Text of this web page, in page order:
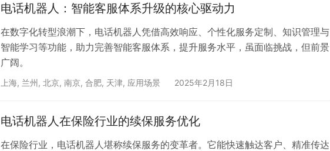
电话机器人：智能客服体系升级的核心驱动力
在数字化转型浪潮下，电话机器人凭借高效响应、个性化服务定制、知识管理与
智能学习等功能，助力完善智能客服体系，提升服务水平，虽面临挑战，但前景
广阔。
上海, 兰州, 北京, 南京, 合肥, 天津, 应用场景 2025年2月18日
电话机器人在保险行业的续保服务优化
在保险行业，电话机器人堪称续保服务的变革者。它能快速触达客户、精准传达